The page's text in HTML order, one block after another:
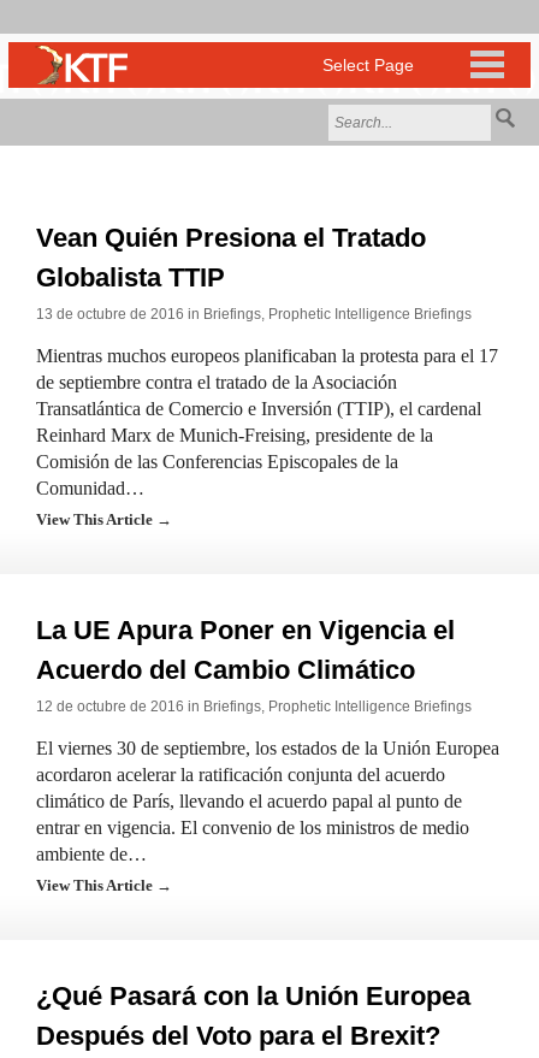
Vean Quién Presiona el Tratado
Globalista TTIP
13 de octubre de 2016 in Briefings, Prophetic Intelligence Briefings
Mientras muchos europeos planificaban la protesta para el 17
de septiembre contra el tratado de la Asociación
Transatlántica de Comercio e Inversión (TTIP), el cardenal
Reinhard Marx de Munich-Freising, presidente de la
Comisión de las Conferencias Episcopales de la
Comunidad…
View This Article →
La UE Apura Poner en Vigencia el
Acuerdo del Cambio Climático
12 de octubre de 2016 in Briefings, Prophetic Intelligence Briefings
El viernes 30 de septiembre, los estados de la Unión Europea
acordaron acelerar la ratificación conjunta del acuerdo
climático de París, llevando el acuerdo papal al punto de
entrar en vigencia. El convenio de los ministros de medio
ambiente de…
View This Article →
¿Qué Pasará con la Unión Europea
Después del Voto para el Brexit?